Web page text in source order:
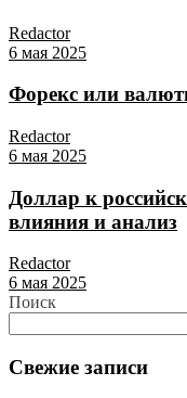
Redactor
6 мая 2025
Форекс или
Redactor
6 мая 2025
Доллар к
влияния и анализ
Redactor
6 мая 2025
Поиск
Свежие записи